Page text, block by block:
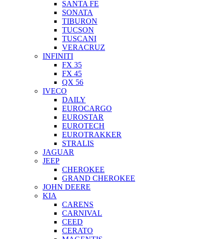
SANTA FE
SONATA
TIBURON
TUCSON
TUSCANI
VERACRUZ
INFINITI
FX 35
FX 45
QX 56
IVECO
DAILY
EUROCARGO
EUROSTAR
EUROTECH
EUROTRAKKER
STRALIS
JAGUAR
JEEP
CHEROKEE
GRAND CHEROKEE
JOHN DEERE
KIA
CARENS
CARNIVAL
CEED
CERATO